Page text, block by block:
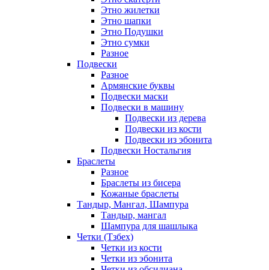
Этно жилетки
Этно шапки
Этно Подушки
Этно сумки
Разное
Подвески
Разное
Армянские буквы
Подвески маски
Подвески в машину
Подвески из дерева
Подвески из кости
Подвески из эбонита
Подвески Ностальгия
Браслеты
Разное
Браслеты из бисера
Кожаные браслеты
Тандыр, Мангал, Шампура
Тандыр, мангал
Шампура для шашлыка
Четки (Тзбех)
Четки из кости
Четки из эбонита